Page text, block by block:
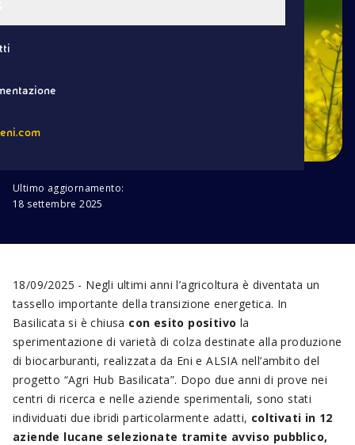
eni.com
Ultimo aggiornamento:
18 settembre 2025
18/09/2025 - Negli ultimi anni l’agricoltura è diventata un
tassello importante della transizione energetica. In
Basilicata si è chiusa con esito positivo la
sperimentazione di varietà di colza destinate alla produzione
di biocarburanti, realizzata da Eni e ALSIA nell’ambito del
progetto “Agri Hub Basilicata”. Dopo due anni di prove nei
centri di ricerca e nelle aziende sperimentali, sono stati
individuati due ibridi particolarmente adatti, coltivati in 12
aziende lucane selezionate tramite avviso pubblico,